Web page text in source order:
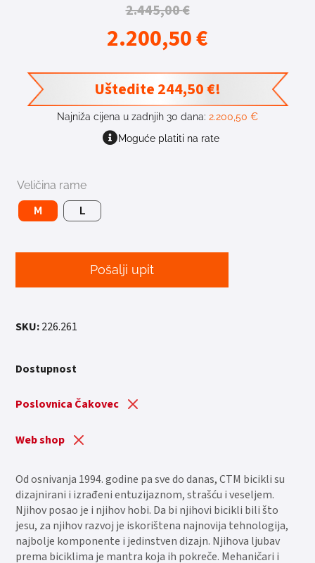
2.445,00€
2.200,50€
Uštedite244,50€!
Najniža cijena u zadnjih 30 dana: 2.200,50 €
Moguće platiti na rate
Veličina rame
M L
Pošalji upit
SKU:226.261
Dostupnost
Poslovnica Čakovec
Web shop
Od osnivanja 1994. godine pa sve do danas, CTM bicikli su
dizajnirani i izrađeni entuzijaznom, strašću i veseljem.
Njihov posao je i njihov hobi. Da bi njihovi bicikli bili što
jesu, za njihov razvoj je iskorištena najnovija tehnologija,
najbolje komponente i jedinstven dizajn. Njihova ljubav
prema biciklima je mantra koja ih pokreče. Mehaničari i